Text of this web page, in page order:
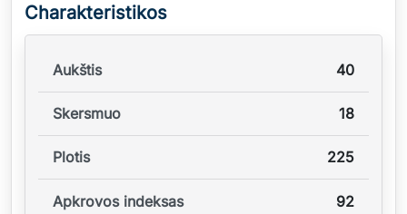
Charakteristikos
Aukštis 40
Skersmuo 18
Plotis 225
Apkrovos indeksas 92